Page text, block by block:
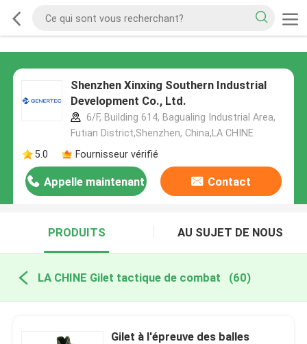
Shenzhen Xinxing Southern Industrial
Development Co., Ltd.
6/F, Building 614, Bagualing Industrial Area,
Futian District,Shenzhen, China,LA CHINE
5.0
Fournisseur vérifié
Appelle maintenant Contact
PRODUITS AU SUJET DE NOUS
LA CHINE Gilet tactique de combat (60)
Gilet à l'épreuve des balles